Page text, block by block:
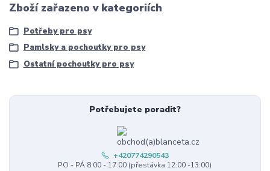
Zboží zařazeno v kategoriích
Potřeby pro psy
Pamlsky a pochoutky pro psy
Ostatní pochoutky pro psy
Potřebujete poradit?
+420774290543
PO - PÁ 8:00 - 17:00 (přestávka 12:00 -13:00)